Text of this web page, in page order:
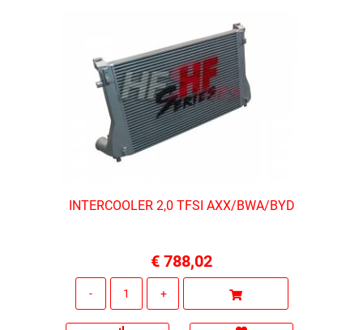
INTERCOOLER 2,0 TFSI AXX/BWA/BYD
€ 788,02